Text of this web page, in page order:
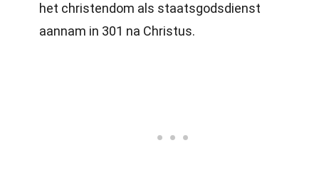
het christendom als staatsgodsdienst
aannam in 301 na Christus.